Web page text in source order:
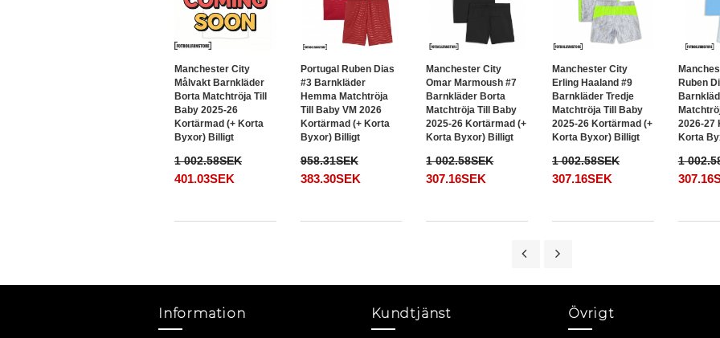
Manchester City
Målvakt Barnkläder
Borta Matchtröja Till
Baby 2025-26
Kortärmad (+ Korta
Byxor) Billigt
1 002.58SEK
401.03SEK
Portugal Ruben Dias
#3 Barnkläder
Hemma Matchtröja
Till Baby VM 2026
Kortärmad (+ Korta
Byxor) Billigt
958.31SEK
383.30SEK
Manchester City
Omar Marmoush #7
Barnkläder Borta
Matchtröja Till Baby
2025-26 Kortärmad (+
Korta Byxor) Billigt
1 002.58SEK
307.16SEK
Manchester City
Erling Haaland #9
Barnkläder Tredje
Matchtröja Till Baby
2025-26 Kortärmad (+
Korta Byxor) Billigt
1 002.58SEK
307.16SEK
Ruben
2026-27
Korta
1
Information Kundtjänst Övrigt